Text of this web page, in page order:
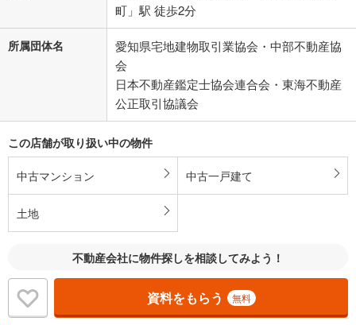
町」駅 徒歩2分
所属団体名
愛知県宅地建物取引業協会・中部不動産協
会
日本不動産鑑定士協会連合会・東海不動産
公正取引協議会
この店舗が取り扱い中の物件
中古マンション 中古一戸建て
土地
不動産会社に物件探しを相談してみよう！
資料をもらう 無料